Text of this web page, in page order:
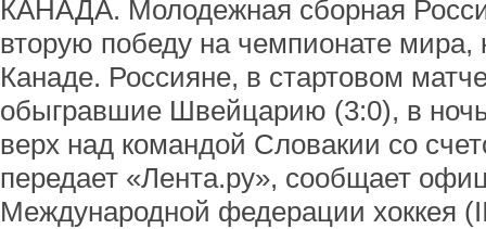
КАНАДА. Молодежная сборная
вторую победу на чемпионате мира,
Канаде. Россияне, в стартовом
обыгравшие Швейцарию (3:0), в
верх над командой Словакии со
передает «Лента.ру», сообщает
Международной федерации хоккея